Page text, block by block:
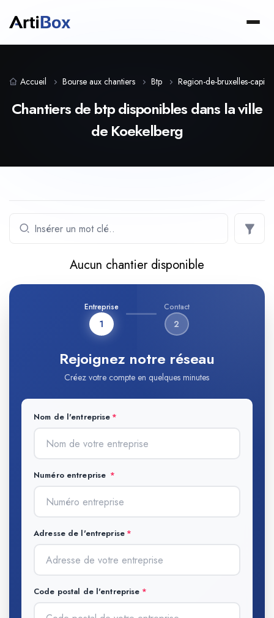
Accueil Bourse aux chantiers Btp Region-de-bruxelles-
Chantiers de btp disponibles dans la ville
de Koekelberg
Aucun chantier disponible
Entreprise
1
Contact
2
Rejoignez notre réseau
Créez votre compte en quelques minutes
Nom de l'entreprise
Numéro entreprise
Adresse de l'entreprise
Code postal de l'entreprise